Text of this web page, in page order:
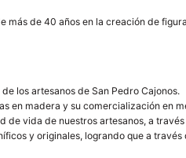
más de 40 años en la creación de
los artesanos de San Pedro Cajonos.
en madera y su comercialización en
de vida de nuestros artesanos, a
y originales, logrando que a